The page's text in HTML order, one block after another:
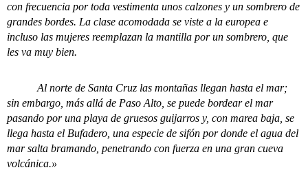
con frecuencia por toda vestimenta unos calzones y un sombrero de
grandes bordes. La clase acomodada se viste a la europea e
incluso las mujeres reemplazan la mantilla por un sombrero, que
les va muy bien.
Al norte de Santa Cruz las montañas llegan hasta el mar;
sin embargo, más allá de Paso Alto, se puede bordear el mar
pasando por una playa de gruesos guijarros y, con marea baja, se
llega hasta el Bufadero, una especie de sifón por donde el agua del
mar salta bramando, penetrando con fuerza en una gran cueva
volcánica.»